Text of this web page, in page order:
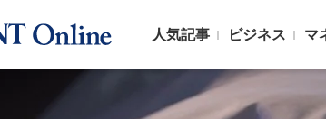
人気記事 ビジネス マ